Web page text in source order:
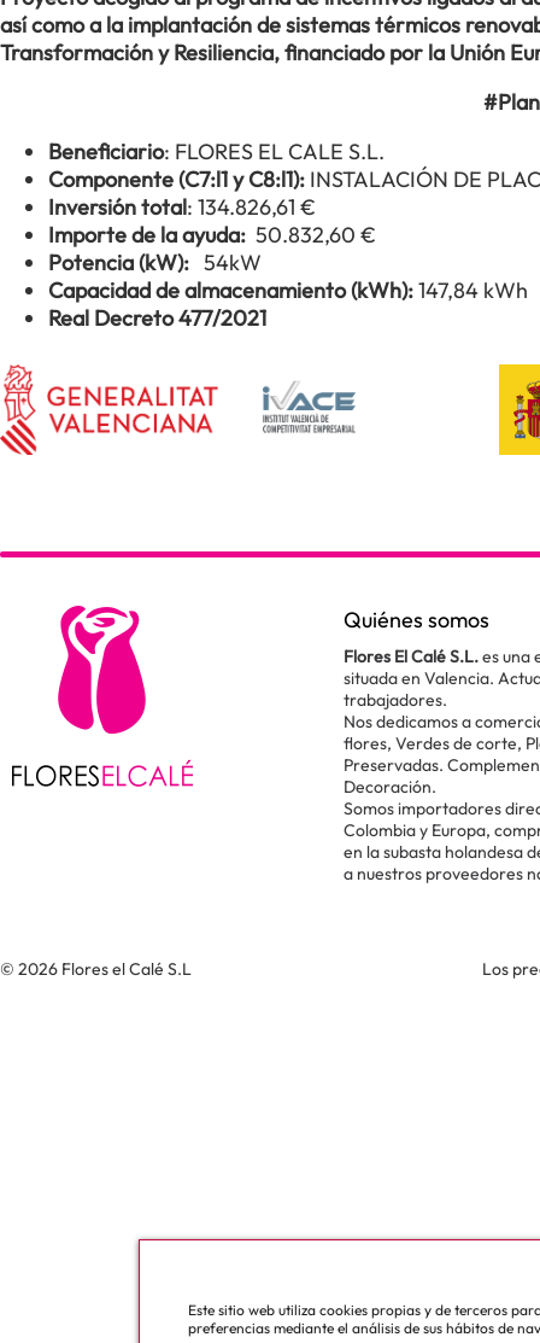
así como a la implantación de sistemas térmicos
Transformación y Resiliencia, financiado por la Unión
Beneficiario: FLORES EL CALE S.L.
Componente (C7:l1 y C8:l1): INSTALACIÓN DE
Inversión total: 134.826,61 €
Importe de la ayuda: 50.832,60 €
Potencia (kW): 54kW
Capacidad de almacenamiento (kWh):147,84 kWh
Real Decreto 477/2021
Quiénes somos
Flores El Calé S.L.es una
situada en Valencia.
trabajadores.
Nos dedicamos a
flores, Verdes de corte,
Preservadas.
Decoración.
Somos importadores
Colombia y Europa,
en la subasta holandesa
a nuestros proveedores
© 2026 Flores el Calé S.L Los
Este sitio web utiliza cookies propias y de terceros
preferencias mediante el análisis de sus hábitos de